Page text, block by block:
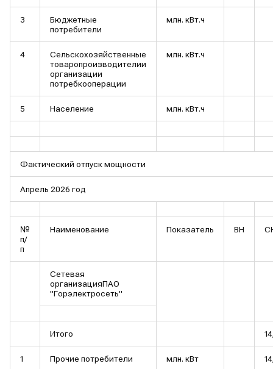
3
Бюджетные
потребители
млн. кВт.ч
4
Сельскохозяйственные
товаропроизводителии
организации
потребкооперации
млн. кВт.ч
5 Население млн. кВт.ч
Фактический отпуск мощности
Апрель 2026 год
№
п/
п
Наименование Показатель ВН
Сетевая
организацияПАО
"Горэлектросеть"
Итого
1 Прочие потребители млн. кВт